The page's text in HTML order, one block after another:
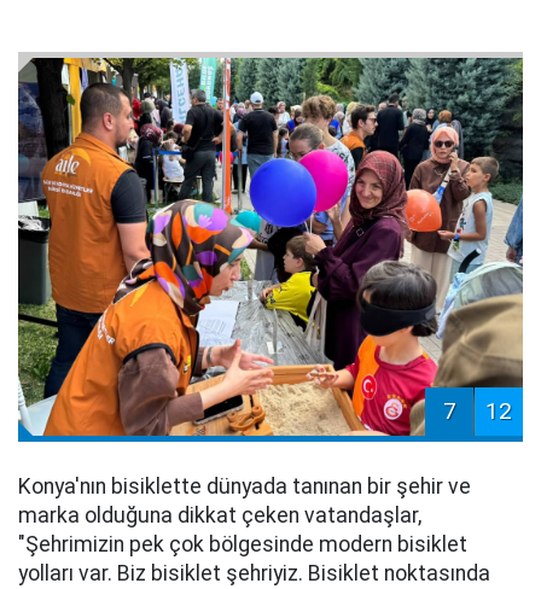
7 12
Konya'nın bisiklette dünyada tanınan bir şehir ve
marka olduğuna dikkat çeken vatandaşlar,
"Şehrimizin pek çok bölgesinde modern bisiklet
yolları var. Biz bisiklet şehriyiz. Bisiklet noktasında